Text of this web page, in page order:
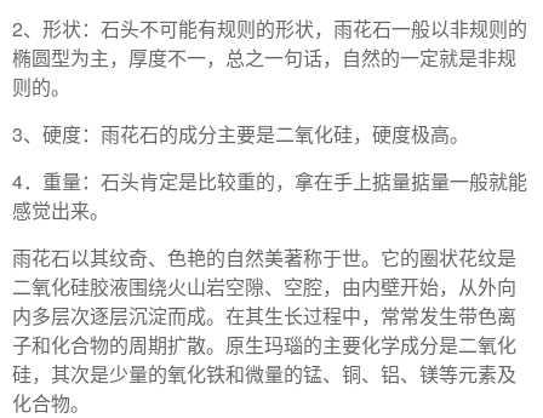
2、形状：石头不可能有规则的形状，雨花石一般以非规则的
椭圆型为主，厚度不一，总之一句话，自然的一定就是非规
则的。
3、硬度：雨花石的成分主要是二氧化硅，硬度极高。
4．重量：石头肯定是比较重的，拿在手上掂量掂量一般就能
感觉出来。
雨花石以其纹奇、色艳的自然美著称于世。它的圈状花纹是
二氧化硅胶液围绕火山岩空隙、空腔，由内壁开始，从外向
内多层次逐层沉淀而成。在其生长过程中，常常发生带色离
子和化合物的周期扩散。原生玛瑙的主要化学成分是二氧化
硅，其次是少量的氧化铁和微量的锰、铜、铝、镁等元素及
化合物。